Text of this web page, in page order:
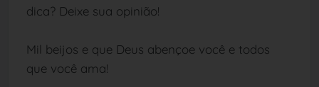
dica? Deixe sua opinião!
Mil beijos e que Deus abençoe você e todos
que você ama!